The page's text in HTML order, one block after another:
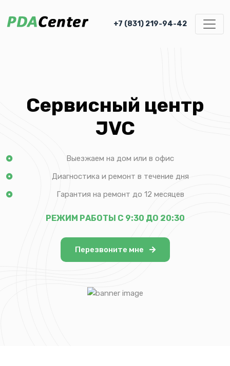
+7 (831) 219-94-42
Сервисный центр
JVC
Выезжаем на дом или в офис
Диагностика и ремонт в течение дня
Гарантия на ремонт до 12 месяцев
РЕЖИМ РАБОТЫ С 9:30 ДО 20:30
Перезвоните мне